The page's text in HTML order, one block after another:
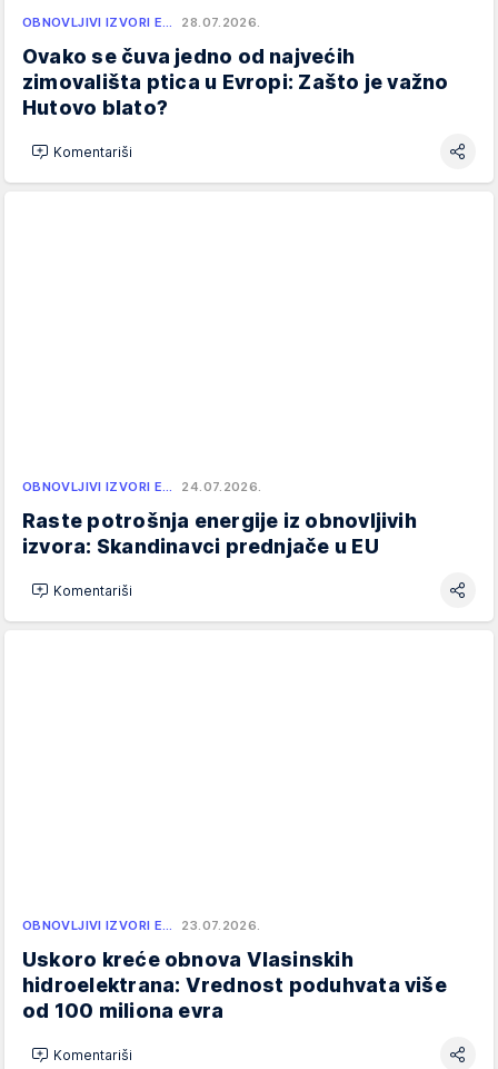
OBNOVLJIVI IZVORI E… 28.07.2026.
Ovako se čuva jedno od najvećih
zimovališta ptica u Evropi: Zašto je važno
Hutovo blato?
Komentariši
OBNOVLJIVI IZVORI E… 24.07.2026.
Raste potrošnja energije iz obnovljivih
izvora: Skandinavci prednjače u EU
Komentariši
OBNOVLJIVI IZVORI E… 23.07.2026.
Uskoro kreće obnova Vlasinskih
hidroelektrana: Vrednost poduhvata više
od 100 miliona evra
Komentariši